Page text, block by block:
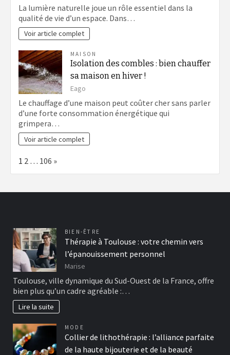
La lumière naturelle joue un rôle essentiel dans la
qualité de vie d’un espace. Dans…
Voir article complet
MAISON
Isolation des combles : bien chauffer
sa maison en hiver !
Eago
Le chauffage d’une maison peut coûter cher sans parler
d’une forte consommation énergétique qui
grimpera…
Voir article complet
Page:
1 2 … 106 Next
»
BIEN-ÊTRE
Thérapie à Toulouse : votre chemin vers
l’épanouissement personnel
Marise
Toulouse, ville dynamique du Sud-Ouest de la France, offre
bien plus qu’un cadre agréable :…
Lire la suite
MODE
Collier de lithothérapie : l’alliance parfaite
de la haute bijouterie et de la beauté